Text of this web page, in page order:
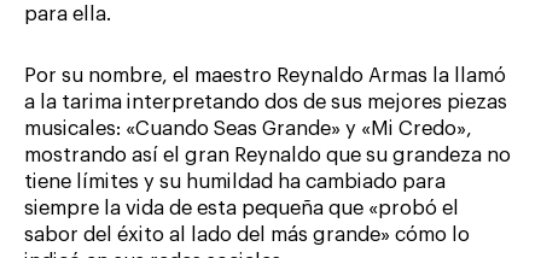
para ella.
Por su nombre, el maestro Reynaldo Armas la llamó
a la tarima interpretando dos de sus mejores piezas
musicales: «Cuando Seas Grande» y «Mi Credo»,
mostrando así el gran Reynaldo que su grandeza no
tiene límites y su humildad ha cambiado para
siempre la vida de esta pequeña que «probó el
sabor del éxito al lado del más grande» cómo lo